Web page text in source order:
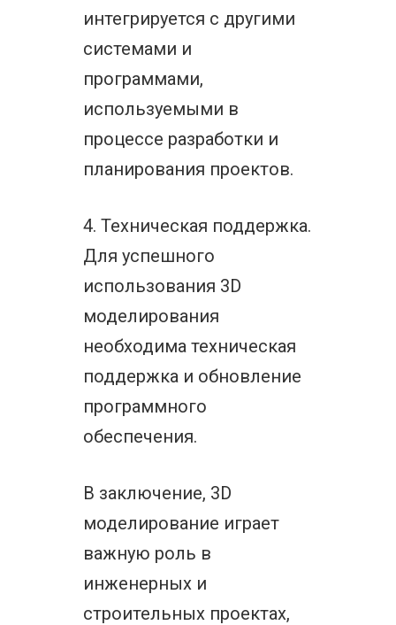
интегрируется с другими
системами и
программами,
используемыми в
процессе разработки и
планирования проектов.
4. Техническая поддержка.
Для успешного
использования 3D
моделирования
необходима техническая
поддержка и обновление
программного
обеспечения.
В заключение, 3D
моделирование играет
важную роль в
инженерных и
строительных проектах,